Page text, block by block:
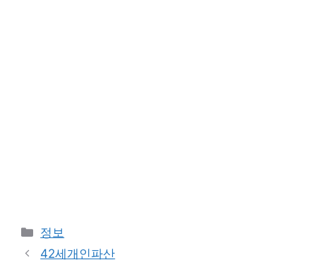
카
테
정보
42세개인파산